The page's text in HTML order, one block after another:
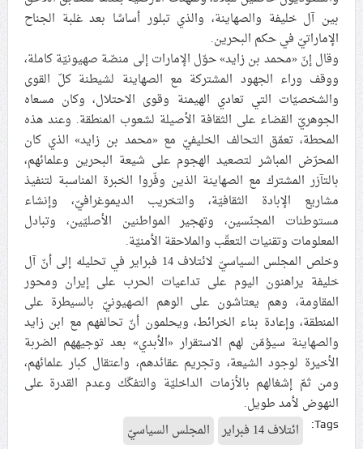
بين آل خليفة والصهاينة، والذي تبلور أساسًا بعد غلبة الجناح
الإماراتيّ في حكم البحرين.
وقال إنّ «محمد بن زايد» حوّل الإمارات إلى منصّة صهيونيّة كاملة،
ووقف وراء الجهود المشتركة مع الصهاينة لشيطنة كلّ القوى
والشخصيّات التي تعادي الهيمنة وقوى الاحتلال، وكان مسعاه
الجوهريّ القضاء على الثقافة الأصيلة لشعوب المنطقة. وعند هذه
المحطة، تعمّق التحالف الخليفيّ مع «محمد بن زايد» الذي كان
المحرّض المباشر لتصعيد الهجوم على شيعة البحرين وعلمائهم،
بالتآزر المشترك مع الصهاينة الذين وفّروا الخبرة المناسبة لتنفيذ
مشاريع الإبادة الثقافيّة، والتخريب الديموغرافيّ، وإنشاء
مستوطنات المجنّسين، وتهجير المواطنين الأصليّين، وتبادل
المعلومات وتقنيات التعقّب والملاحقة الأمنيّة.
وخلص المجلس السياسيّ لائتلاف 14 فبراير في تحليله إلى أنّ آل
خليفة يراهنون اليوم على تداعيات الحرب على إيران ومحور
المقاومة، وهم يعتاشون على الوهم الصهيونيّ بالسيطرة على
المنطقة، وإعادة بناء الخرائط، ويحلمون أنّ تحالفهم مع ابن زايد
والصهاينة سيؤمّن لهم الاستقرار «الأبدي» بعد توجيههم الضربة
الأخيرة لوجود الشيعة، وتجريم عقائدهم، واعتقال كبار علمائهم،
ومن ثمّ إشغالهم بالأزمات الداخليّة والتفكّك وعدم القدرة على
النهوض لأمد طويل.
Tags: ائتلاف 14 فبراير المجلس السياسيّ